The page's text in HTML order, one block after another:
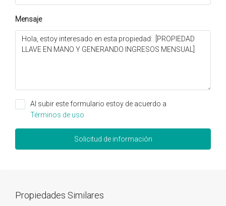
Mensaje
Al subir este formulario estoy de acuerdo a
Términos de uso
Solicitud de información
Propiedades Similares